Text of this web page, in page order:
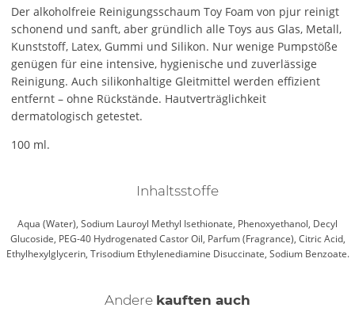
Der alkoholfreie Reinigungsschaum Toy Foam von pjur reinigt
schonend und sanft, aber gründlich alle Toys aus Glas, Metall,
Kunststoff, Latex, Gummi und Silikon. Nur wenige Pumpstöße
genügen für eine intensive, hygienische und zuverlässige
Reinigung. Auch silikonhaltige Gleitmittel werden effizient
entfernt – ohne Rückstände. Hautverträglichkeit
dermatologisch getestet.
100 ml.
Inhaltsstoffe
Aqua (Water), Sodium Lauroyl Methyl Isethionate, Phenoxyethanol, Decyl
Glucoside, PEG-40 Hydrogenated Castor Oil, Parfum (Fragrance), Citric Acid,
Ethylhexylglycerin, Trisodium Ethylenediamine Disuccinate, Sodium Benzoate.
Andere kauften auch